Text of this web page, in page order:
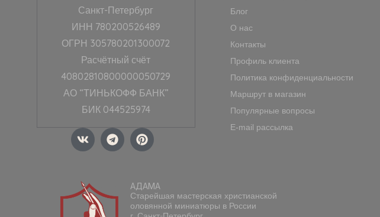
Санкт-Петербург
ИНН 780200526489
ОГРН 305780201300072
Расчётный счёт
40802810800000050729
АО “ТИНЬКОФФ БАНК”
БИК 044525974
V
k
T
e
l
a
P
i
n
e
r
e
Блог
О нас
Контакты
Профиль клиента
Политика конфиденциальности
Маршрут в магазин
Популярные вопросы
E-mail рассылка
АДАМА
Старейшая мастерская христианской
оловянной миниатюры в России